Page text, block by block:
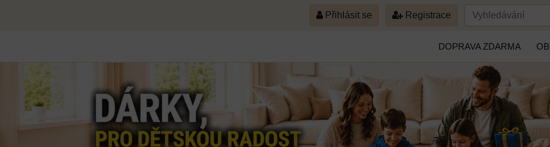
Přihlásit se Registrace
DOPRAVA ZDARMA